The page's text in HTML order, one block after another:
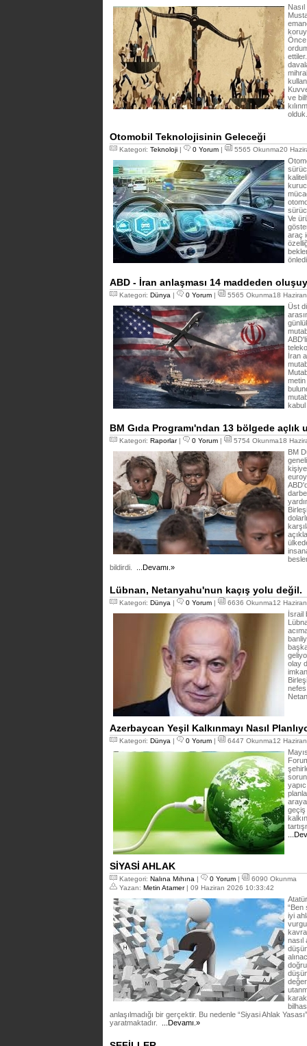
Önce
ve
Otomobil Teknolojisinin Geleceği
Kategori: Teknoloji | 0 Yorum | 5565 Okunma20
Ve
araç
ABD - İran anlaşması 14 maddeden
Kategori: Dünya | 0 Yorum | 5565 Okunma18
Üst
İran
BM Gıda Programı'ndan 13 bölgede açlık
Kategori: Raporlar| 0 Yorum | 5754 Okunma18
BM
bildirdi.
...Devamı.»
Lübnan, Netanyahu'nun kaçış yolu değil.
Kategori: Dünya | 0 Yorum | 6636 Okunma12
İsrail
olay
nefes
Azerbaycan Yeşil Kalkınmayı Nasıl
Kategori: Dünya | 0 Yorum | 6447 Okunma12
geçiş
SİYASİ AHLAK
Kategori: Nalına Mıhına | 0 Yorum |
6090 Okunma
Yazan: Metin Atamer| 09 Haziran 2026 10:33:42
“Ben
iyi
nasıl
anlaşılmadığı bir gerçektir. Bu nedenle “Siyasi Ahlak
yaratmaktadır.
...Devamı.»